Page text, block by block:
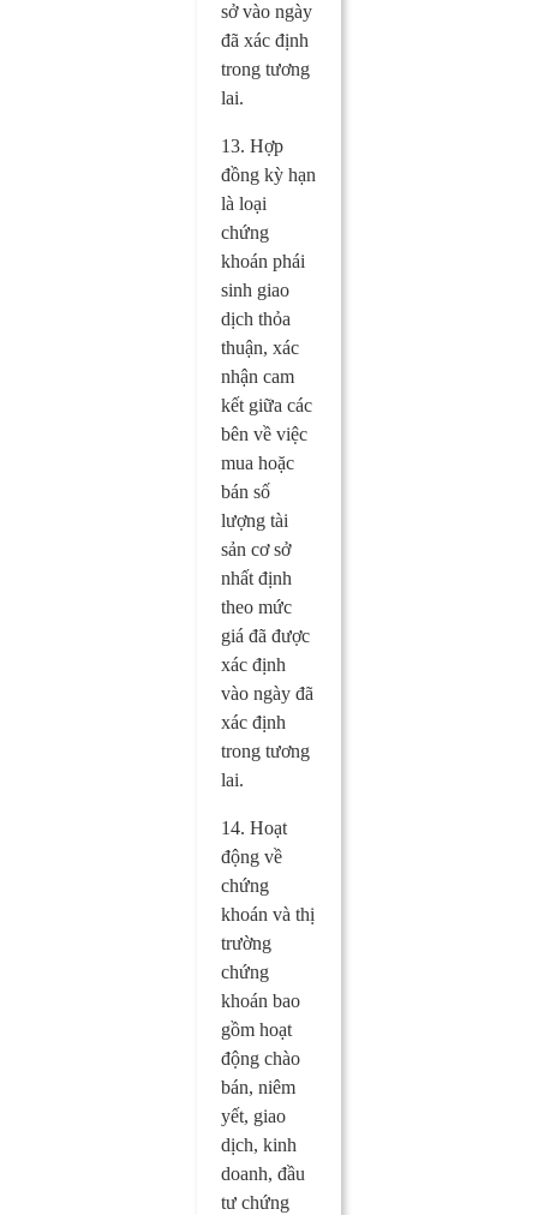
sở vào ngày
đã xác định
trong tương
lai.
13. Hợp
đồng kỳ hạn
là loại
chứng
khoán phái
sinh giao
dịch thỏa
thuận, xác
nhận cam
kết giữa các
bên về việc
mua hoặc
bán số
lượng tài
sản cơ sở
nhất định
theo mức
giá đã được
xác định
vào ngày đã
xác định
trong tương
lai.
14. Hoạt
động về
chứng
khoán và thị
trường
chứng
khoán bao
gồm hoạt
động chào
bán, niêm
yết, giao
dịch, kinh
doanh, đầu
tư chứng